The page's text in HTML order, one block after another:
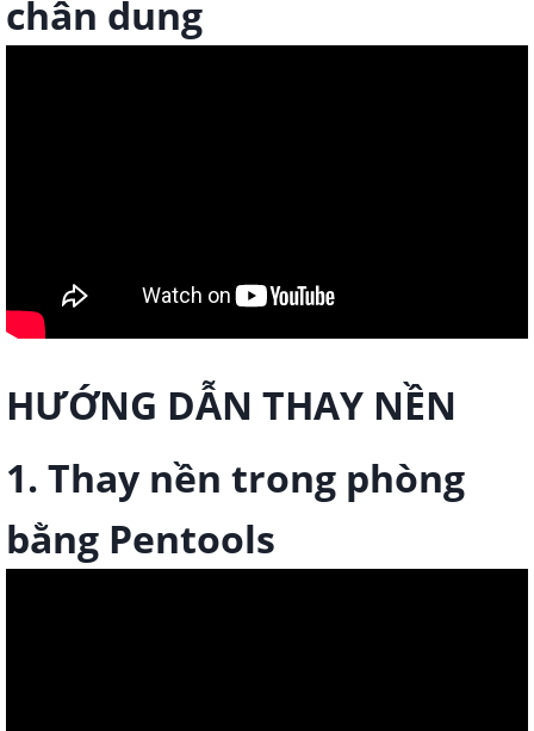
chân dung
HƯỚNG DẪN THAY NỀN
1. Thay nền trong phòng
bằng Pentools